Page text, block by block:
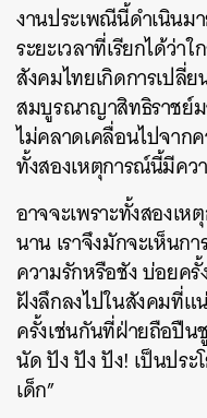
งานประเพณีนี้ดำเนินม
ระยะเวลาที่เรียกได้ว่า
สังคมไทยเกิดการเปลี่
สมบูรณาญาสิทธิราชย์ม
ไม่คลาดเคลื่อนไปจาก
ทั้งสองเหตุการณ์นี้มีคว
อาจจะเพราะทั้งสองเ
นาน เราจึงมักจะเห็น
ความรักหรือชัง บ่อยค
ฝังลึกลงไปในสังคมที่
ครั้งเช่นกันที่ฝ่ายถือปืน
นัด ปัง ปัง ปัง! เป็นประ
เด็ก”